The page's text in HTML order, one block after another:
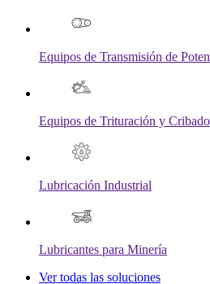
Equipos de Transmisión de
Equipos de Trituración y Cribado
Lubricación Industrial
Lubricantes para Minería
Ver todas las soluciones